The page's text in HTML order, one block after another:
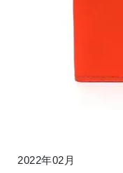
2022年02月